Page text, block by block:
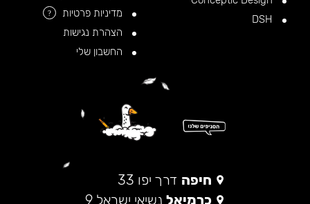
מדיניות פרטיות
?
הצהרת נגישות
החשבון שלי
חיפה דרך יפו 33
כרמיאל נשיאי ישראל 9